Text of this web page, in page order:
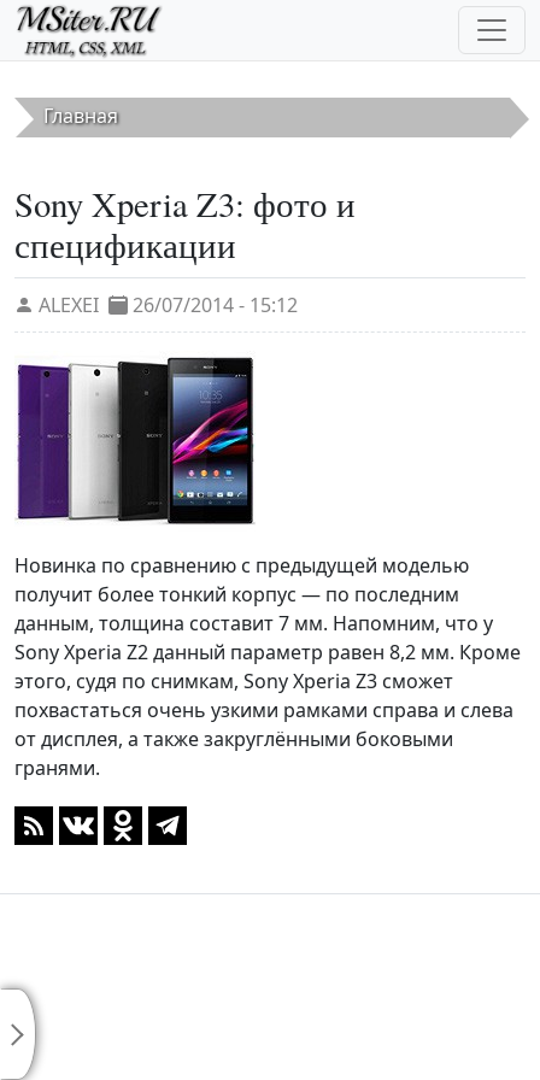
Перейти к основному содержанию
Главная
Sony Xperia Z3: фото и
спецификации
ALEXEI 26/07/2014 - 15:12
Новинка по сравнению с предыдущей моделью
получит более тонкий корпус — по последним
данным, толщина составит 7 мм. Напомним, что у
Sony Xperia Z2 данный параметр равен 8,2 мм. Кроме
этого, судя по снимкам, Sony Xperia Z3 сможет
похвастаться очень узкими рамками справа и слева
от дисплея, а также закруглёнными боковыми
гранями.